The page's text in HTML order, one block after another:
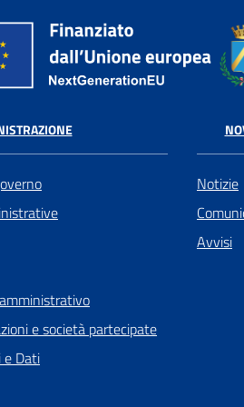
e società partecipate
e Dati
Notizie
Avvisi